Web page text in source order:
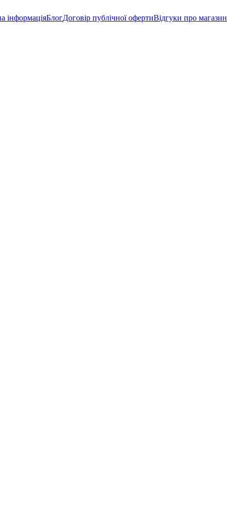
інформаціяБлогДоговір публічної офертиВідгуки про магазин